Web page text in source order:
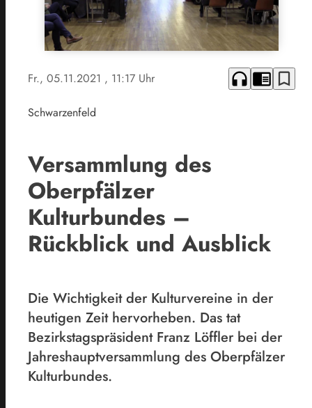
Fr., 05.11.2021 , 11:17 Uhr headphones chrome_reader_mode bookmark_border
Schwarzenfeld
Versammlung des
Oberpfälzer
Kulturbundes –
Rückblick und Ausblick
Die Wichtigkeit der Kulturvereine in der
heutigen Zeit hervorheben. Das tat
Bezirkstagspräsident Franz Löffler bei der
Jahreshauptversammlung des Oberpfälzer
Kulturbundes.